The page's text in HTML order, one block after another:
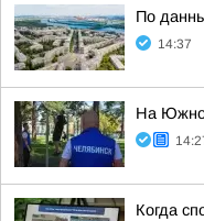
По
14:37
На
Когда